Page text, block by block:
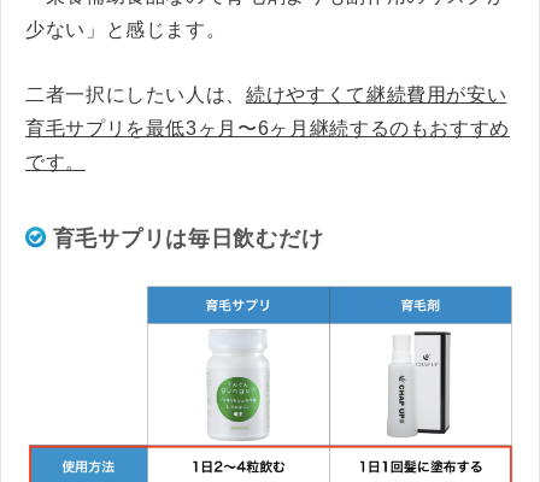
少ない」と感じます。
二者一択にしたい人は、続けやすくて継続費用が安い
育毛サプリを最低3ヶ月〜6ヶ月継続するのもおすすめ
です。
育毛サプリは毎日飲むだけ